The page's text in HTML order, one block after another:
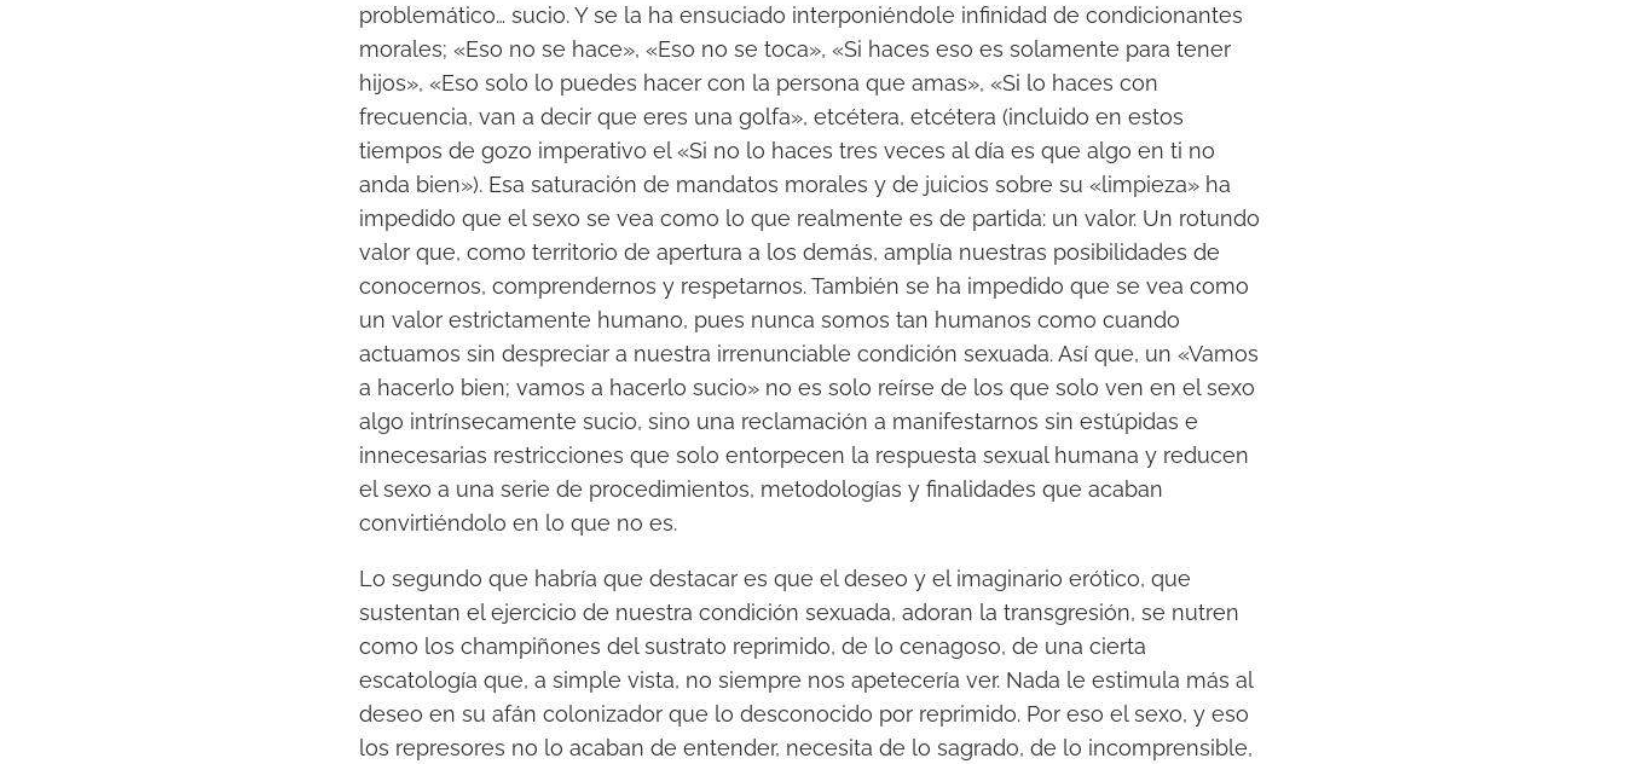
problemático… sucio. Y se la ha ensuciado interponiéndole infinidad de condicionantes
morales; «Eso no se hace», «Eso no se toca», «Si haces eso es solamente para tener
hijos», «Eso solo lo puedes hacer con la persona que amas», «Si lo haces con
frecuencia, van a decir que eres una golfa», etcétera, etcétera (incluido en estos
tiempos de gozo imperativo el «Si no lo haces tres veces al día es que algo en ti no
anda bien»). Esa saturación de mandatos morales y de juicios sobre su «limpieza» ha
impedido que el sexo se vea como lo que realmente es de partida: un valor. Un rotundo
valor que, como territorio de apertura a los demás, amplía nuestras posibilidades de
conocernos, comprendernos y respetarnos. También se ha impedido que se vea como
un valor estrictamente humano, pues nunca somos tan humanos como cuando
actuamos sin despreciar a nuestra irrenunciable condición sexuada. Así que, un «Vamos
a hacerlo bien; vamos a hacerlo sucio» no es solo reírse de los que solo ven en el sexo
algo intrínsecamente sucio, sino una reclamación a manifestarnos sin estúpidas e
innecesarias restricciones que solo entorpecen la respuesta sexual humana y reducen
el sexo a una serie de procedimientos, metodologías y finalidades que acaban
convirtiéndolo en lo que no es.
Lo segundo que habría que destacar es que el deseo y el imaginario erótico, que
sustentan el ejercicio de nuestra condición sexuada, adoran la transgresión, se nutren
como los champiñones del sustrato reprimido, de lo cenagoso, de una cierta
escatología que, a simple vista, no siempre nos apetecería ver. Nada le estimula más al
deseo en su afán colonizador que lo desconocido por reprimido. Por eso el sexo, y eso
los represores no lo acaban de entender, necesita de lo sagrado, de lo incomprensible,